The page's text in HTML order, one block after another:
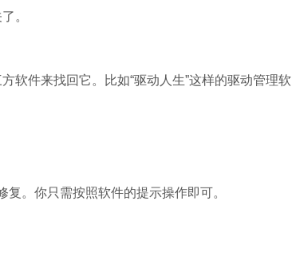
。
软件来找回它。比如“驱动人生”这样的驱动管理软
。你只需按照软件的提示操作即可。